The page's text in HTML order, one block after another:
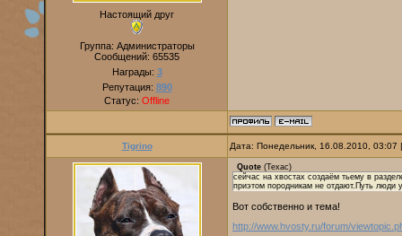
Настоящий друг
Группа: Администраторы
Сообщений: 65535
Награды: 3
Репутация: 890
Статус: Offline
Tigrino Дата: Понедельник, 16.08.2010,
Quote (Техас)
сейчас на хвостах создаём тьему в
приэтом породникам не отдают.Путь люди
Вот собственно и тема!
http://www.hvosty.ru/forum/